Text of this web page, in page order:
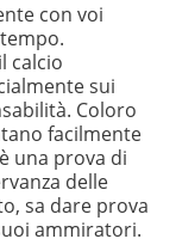
con voi
calcio
sui
Coloro
facilmente
una prova di
delle
sa dare prova
ammiratori.